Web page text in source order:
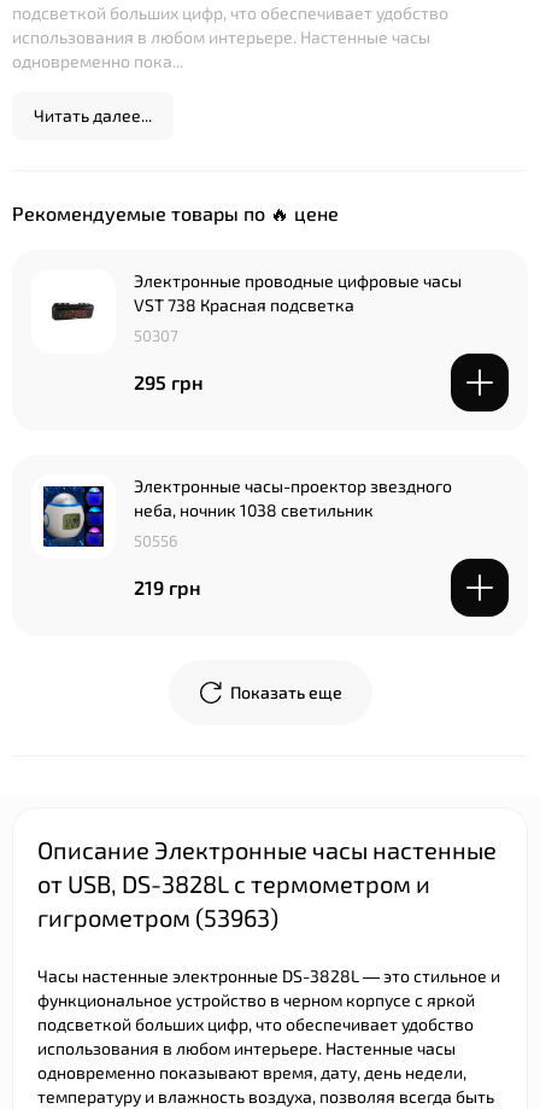
подсветкой больших цифр, что обеспечивает удобство
использования в любом интерьере. Настенные часы
одновременно пока...
Читать далее...
Рекомендуемые товары по 🔥 цене
Электронные проводные цифровые часы
VST 738 Красная подсветка
50307
295 грн
Электронные часы-проектор звездного
неба, ночник 1038 светильник
50556
219 грн
Показать еще
Описание Электронные часы настенные
от USB, DS-3828L с термометром и
гигрометром (53963)
Часы настенные электронные DS-3828L — это стильное и
функциональное устройство в черном корпусе с яркой
подсветкой больших цифр, что обеспечивает удобство
использования в любом интерьере. Настенные часы
одновременно показывают время, дату, день недели,
температуру и влажность воздуха, позволяя всегда быть